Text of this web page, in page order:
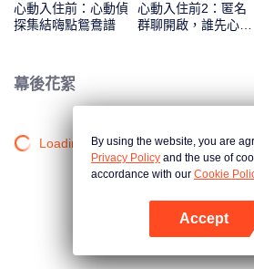
心動入住前：心動偵
探集結嗨點鴛鴦譜
心動入住前2：匿名
群聊開啟，誰先心
幕後花絮
Loading…By using the website, you are
Privacy Policy and the use of
accordance with our Cookie
Accept